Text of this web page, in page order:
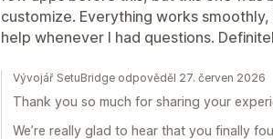
customize. Everything works
help whenever I had questions.
Vývojář SetuBridge odpověděl 27. červen 2026
Thank you so much for sharing your
We’re really glad to hear that you finally